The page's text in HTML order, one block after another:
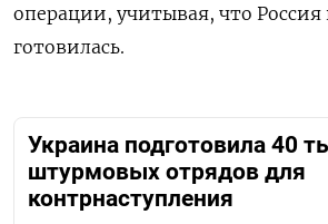
операции, учитывая, что Россия
готовилась.
Украина подготовила 40
штурмовых отрядов для
контрнаступления